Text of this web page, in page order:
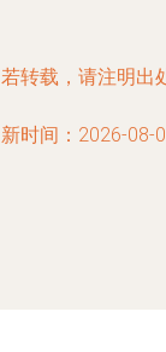
转载，请注明出
时间：2026-08-